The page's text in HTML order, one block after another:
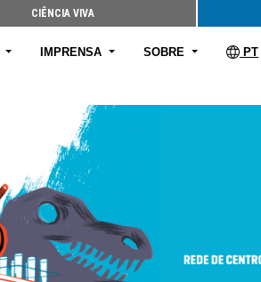
CIÊNCIA VIVA
IMPRENSA SOBRE PT